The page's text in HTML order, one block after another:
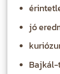
jó